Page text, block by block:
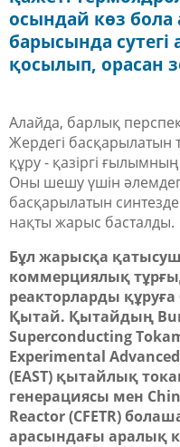
осындай көз бола
барысында
қосылып, орасан
Алайда, барлық
Жердегі
құру- қазіргі ғылымның
Оны шешу үшін
басқарылатын синтезде
нақты жарыс басталды.
Бұл жарысқа
коммерциялық
реакторларды
Қытай. Қытайдың
Superconducting
Experimental
(EAST) қытайлық
генерациясы мен
Reactor (CFETR)б
арасындағы аралық